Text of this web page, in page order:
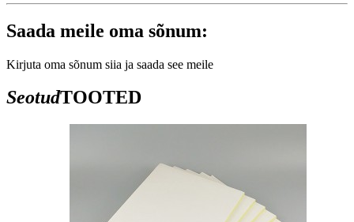
Saada meile oma sõnum:
Kirjuta oma sõnum siia ja saada see meile
SeotudTOOTED